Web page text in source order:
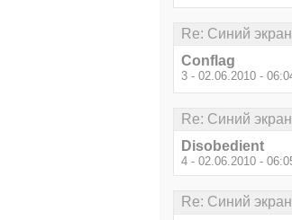
Re: Синий
Conflag
3 - 02.06.2010 -
Re: Синий
Disobedient
4 - 02.06.2010 -
Re: Синий